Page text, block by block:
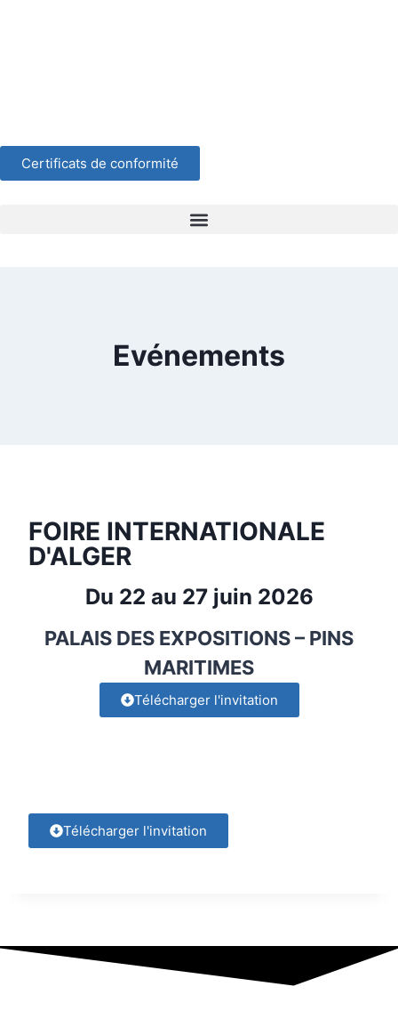
Certificats de conformité
Evénements
FOIRE INTERNATIONALE
D'ALGER
Du 22 au 27 juin 2026
PALAIS DES EXPOSITIONS – PINS
MARITIMES
Télécharger l'invitation
Télécharger l'invitation